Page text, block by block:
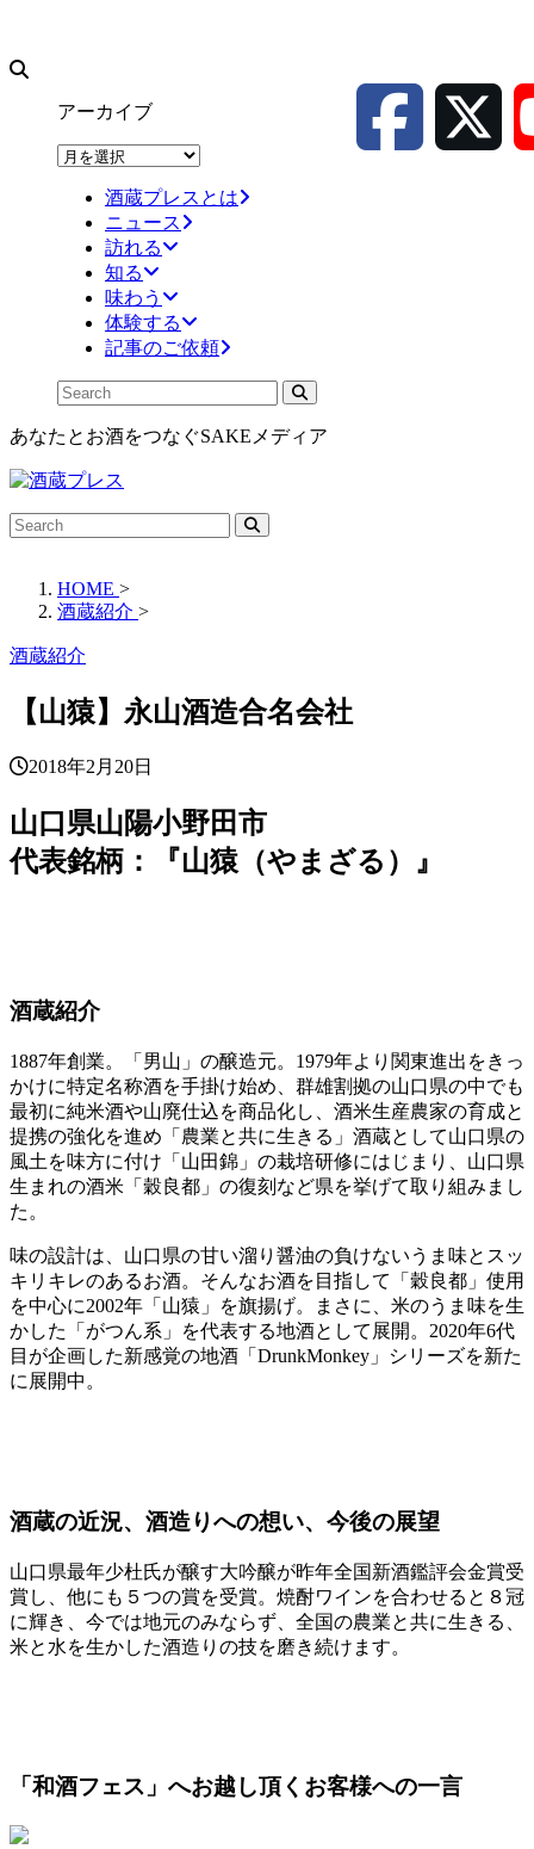
アーカイブ
ア
酒蔵プレスとは
ニュース
訪れる
知る
味わう
体験する
記事のご依頼
あなたとお酒をつなぐSAKEメディア
HOME >
酒蔵紹介 >
酒蔵紹介
【山猿】永山酒造合名会社
2018年2月20日
山口県山陽小野田市
代表銘柄：『山猿（やまざる）』
酒蔵紹介
1887年創業。「男山」の醸造元。1979年より関東進出をきっ
かけに特定名称酒を手掛け始め、群雄割拠の山口県の中でも
最初に純米酒や山廃仕込を商品化し、酒米生産農家の育成と
提携の強化を進め「農業と共に生きる」酒蔵として山口県の
風土を味方に付け「山田錦」の栽培研修にはじまり、山口県
生まれの酒米「穀良都」の復刻など県を挙げて取り組みまし
た。
味の設計は、山口県の甘い溜り醤油の負けないうま味とスッ
キリキレのあるお酒。そんなお酒を目指して「穀良都」使用
を中心に2002年「山猿」を旗揚げ。まさに、米のうま味を生
かした「がつん系」を代表する地酒として展開。2020年6代
目が企画した新感覚の地酒「DrunkMonkey」シリーズを新た
に展開中。
酒蔵の近況、酒造りへの想い、今後の展望
山口県最年少杜氏が醸す大吟醸が昨年全国新酒鑑評会金賞受
賞し、他にも５つの賞を受賞。焼酎ワインを合わせると８冠
に輝き、今では地元のみならず、全国の農業と共に生きる、
米と水を生かした酒造りの技を磨き続けます。
「和酒フェス」へお越し頂くお客様への一言